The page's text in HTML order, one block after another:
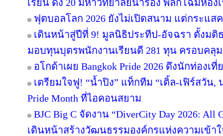
เรียน ดึง 20 มหาวิทยาลัยนำร่อง พลิกโฉมห้อง
ฟุตบอลโลก 2026 ยังไม่เปิดสนาม แต่กระแส
เดินหน้าสู่ปีที่ 9! มูลนิธิประทีป-อัจฉรา ตั้งมติ
มอบทุนบุตรพนักงานเรียนดี 281 ทุน ครอบคลุ
อโกด้าเผย Bangkok Pride 2026 ดึงนักท่องเ
เตรียมใจฟู! “น้ำปิง” แท็กทีม “เติ้ล-เฟิร์สวัน
Pride Month ที่ไอคอนสยาม
BJC Big C จัดงาน “DiverCity Day 2026: All
เดินหน้าสร้างวัฒนธรรมองค์กรแห่งความเข้า